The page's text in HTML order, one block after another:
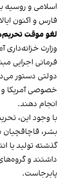
اسلامی و روسیه
فارس و اکنون
لغو موقت
وزارت خزانه‌داری
فرمانی اجرایی
دولتی دستور
خصوصی آمریکا
انجام دهند.
با وجود این،
بشر، قاچاقچیان
گذشته تولید یا
داشتند و
پابرجاست.